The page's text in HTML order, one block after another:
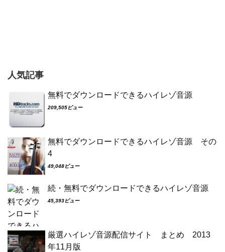
人気記事
無料でダウンロードできるハイレゾ音源
209,505ビュー
無料でダウンロードできるハイレゾ音源 その
4
49,048ビュー
続・無料でダウンロードできるハイレゾ音源
45,393ビュー
厳選ハイレゾ音源配信サイト まとめ 2013
年11月版